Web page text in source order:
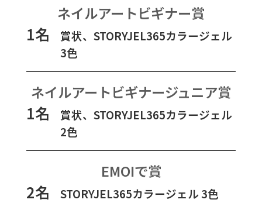
ネイルアートビギナー賞
1名
賞状、STORYJEL365カラージェル
3色
ネイルアートビギナージュニア賞
1名
賞状、STORYJEL365カラージェル
2色
EMOIで賞
2名 STORYJEL365カラージェル 3色